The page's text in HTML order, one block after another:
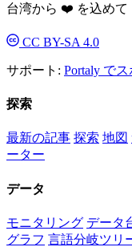
台湾から ❤️ を込めて
CC BY-SA 4.0
サポート: Portaly で
探索
最新の記事 探索 地図
ーター
データ
モニタリング データ
グラフ 言語分岐ツリ